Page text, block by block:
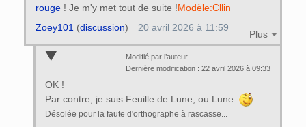
rouge! Je m'y met tout de suite !Modèle:Cllin
Plus
Zoey101(discussion) 20 avril 2026 à 11:59
Modifié par l’auteur
Dernière modification : 22 avril 2026 à 09:33
OK !
Par contre, je suis Feuille de Lune, ou Lune.
Désolée pour la faute d'orthographe à rascasse...